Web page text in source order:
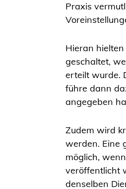
Praxis
Hieran
geschaltet,
erteilt wurde.
führe dann
angegeben
Zudem wird
werden. Eine
möglich,
veröffentlicht
denselben